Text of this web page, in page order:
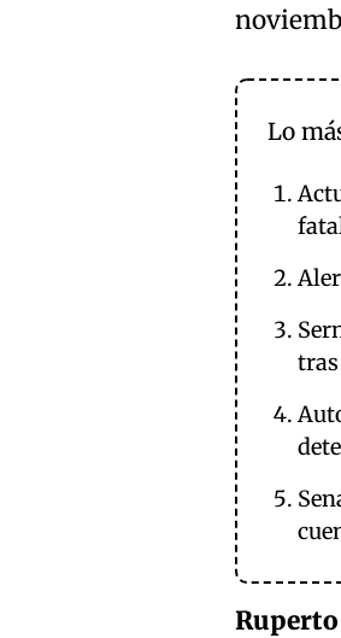
Lo
Ruperto